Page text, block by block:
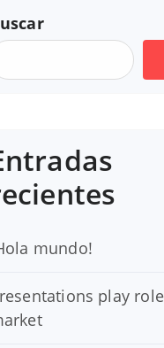
mundo!
play